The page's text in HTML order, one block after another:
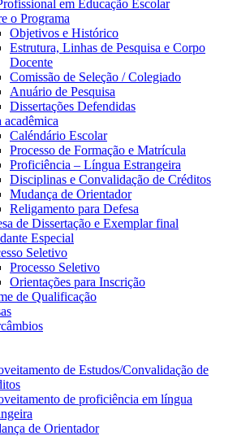
em Educação Escolar
o Programa
Objetivos e Histórico
Estrutura, Linhas de Pesquisa e Corpo
Docente
Comissão de Seleção / Colegiado
Anuário de Pesquisa
Dissertações Defendidas
acadêmica
Caléndário Escolar
Processo de Formação e Matrícula
Proficiência – Língua Estrangeira
Disciplinas e Convalidação de Créditos
Mudança de Orientador
Religamento para Defesa
de Dissertação e Exemplar final
Especial
Seletivo
Processo Seletivo
Orientações para Inscrição
de Qualificação
de Estudos/Convalidação de
de proficiência em língua
de Orientador